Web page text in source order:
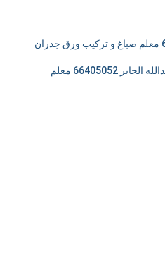
دهان صباغ ضاحية مبارك العبدالله الجابر 66405052 معلم